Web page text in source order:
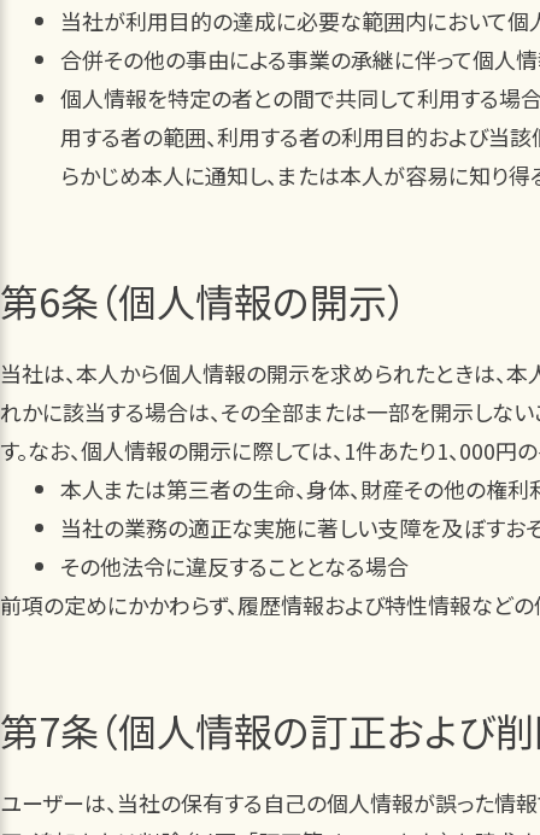
当社が利用目的の達成に必要な範囲内において
合併その他の事由による事業の承継に伴って個人
個人情報を特定の者との間で共同して利用する場
用する者の範囲、利用する者の利用目的および当
らかじめ本人に通知し、または本人が容易に知り
第6条（個人情報の開示）
当社は、本人から個人情報の開示を求められたときは、本
れかに該当する場合は、その全部または一部を開示しな
す。なお、個人情報の開示に際しては、1件あたり1、000円
本人または第三者の生命、身体、財産その他の権
当社の業務の適正な実施に著しい支障を及ぼすお
その他法令に違反することとなる場合
前項の定めにかかわらず、履歴情報および特性情報など
第7条（個人情報の訂正および削
ユーザーは、当社の保有する自己の個人情報が誤った情